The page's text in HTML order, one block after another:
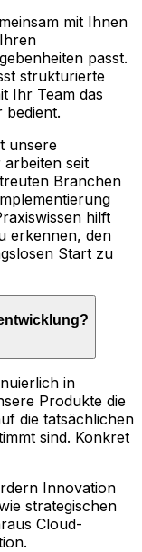
mit Ihnen
passt.
strukturierte
Ihr Team das
bedient.
unsere
seit
Branchen
hilft
erkennen, den
Start zu
in
Produkte die
die tatsächlichen
sind. Konkret
Innovation
strategischen
Cloud-